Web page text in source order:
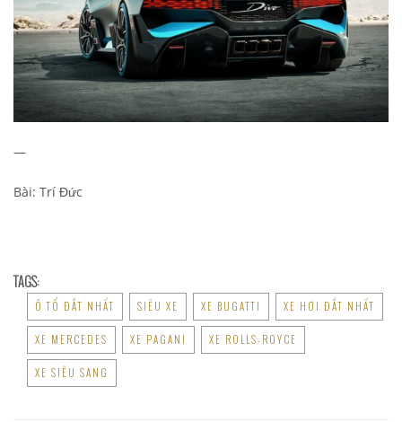
—
Bài: Trí Đức
TAGS:
Ô TỐ ĐẮT NHẤT SIÊU XE XE BUGATTI XE HƠI ĐẮT NHẤT
XE MERCEDES XE PAGANI XE ROLLS-ROYCE
XE SIÊU SANG